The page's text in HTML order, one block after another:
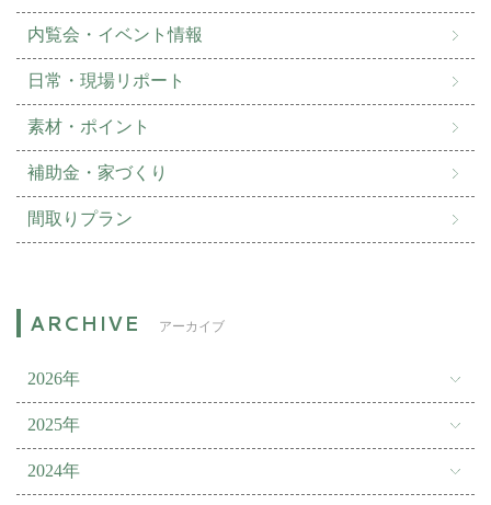
内覧会・イベント情報
日常・現場リポート
素材・ポイント
補助金・家づくり
間取りプラン
アーカイブ
2026年
2025年
2024年